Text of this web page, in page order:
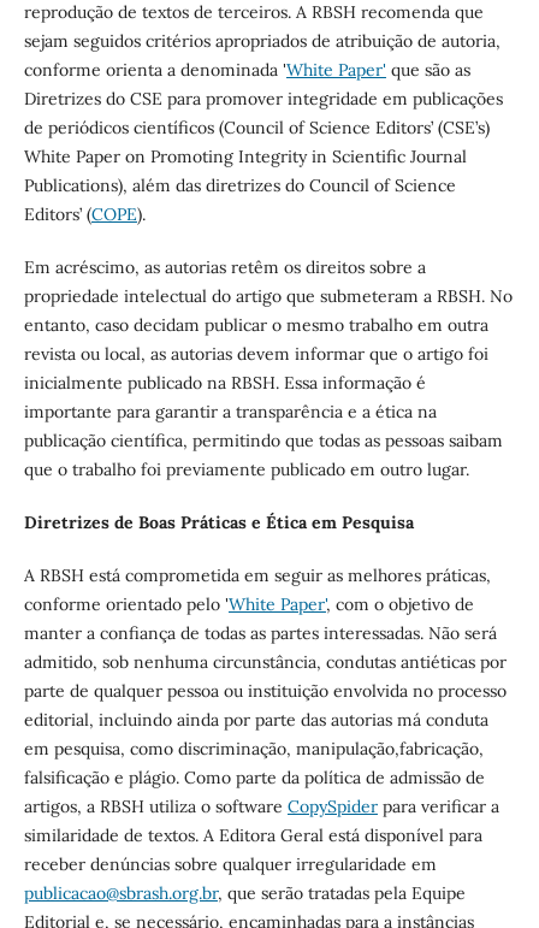
reprodução de textos de terceiros. A RBSH recomenda que
sejam seguidos critérios apropriados de atribuição de autoria,
conforme orienta a denominada 'White Paper' que são as
Diretrizes do CSE para promover integridade em publicações
de periódicos científicos (Council of Science Editors’ (CSE’s)
White Paper on Promoting Integrity in Scientific Journal
Publications), além das diretrizes do Council of Science
Editors’ (COPE).
Em acréscimo, as autorias retêm os direitos sobre a
propriedade intelectual do artigo que submeteram a RBSH. No
entanto, caso decidam publicar o mesmo trabalho em outra
revista ou local, as autorias devem informar que o artigo foi
inicialmente publicado na RBSH. Essa informação é
importante para garantir a transparência e a ética na
publicação científica, permitindo que todas as pessoas saibam
que o trabalho foi previamente publicado em outro lugar.
Diretrizes de Boas Práticas e Ética em Pesquisa
A RBSH está comprometida em seguir as melhores práticas,
conforme orientado pelo 'White Paper', com o objetivo de
manter a confiança de todas as partes interessadas. Não será
admitido, sob nenhuma circunstância, condutas antiéticas por
parte de qualquer pessoa ou instituição envolvida no processo
editorial, incluindo ainda por parte das autorias má conduta
em pesquisa, como discriminação, manipulação,fabricação,
falsificação e plágio. Como parte da política de admissão de
artigos, a RBSH utiliza o software CopySpiderpara verificar a
similaridade de textos. A Editora Geral está disponível para
receber denúncias sobre qualquer irregularidade em
publicacao@sbrash.org.br, que serão tratadas pela Equipe
Editorial e, se necessário, encaminhadas para a instâncias